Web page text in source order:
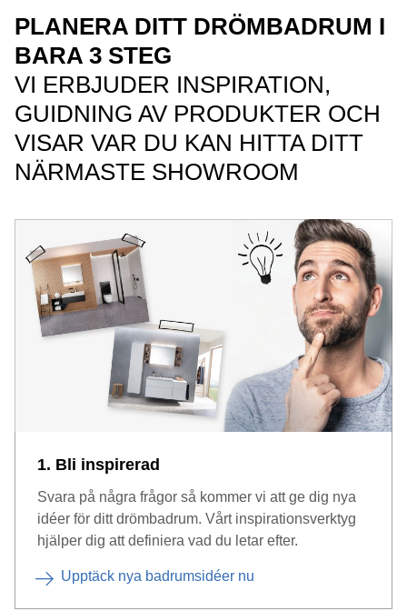
PLANERA DITT DRÖMBADRUM I
BARA 3 STEG
VI ERBJUDER INSPIRATION,
GUIDNING AV PRODUKTER OCH
VISAR VAR DU KAN HITTA DITT
NÄRMASTE SHOWROOM
1. Bli inspirerad
Svara på några frågor så kommer vi att ge dig nya
idéer för ditt drömbadrum. Vårt inspirationsverktyg
hjälper dig att definiera vad du letar efter.
Upptäck nya badrumsidéer nu